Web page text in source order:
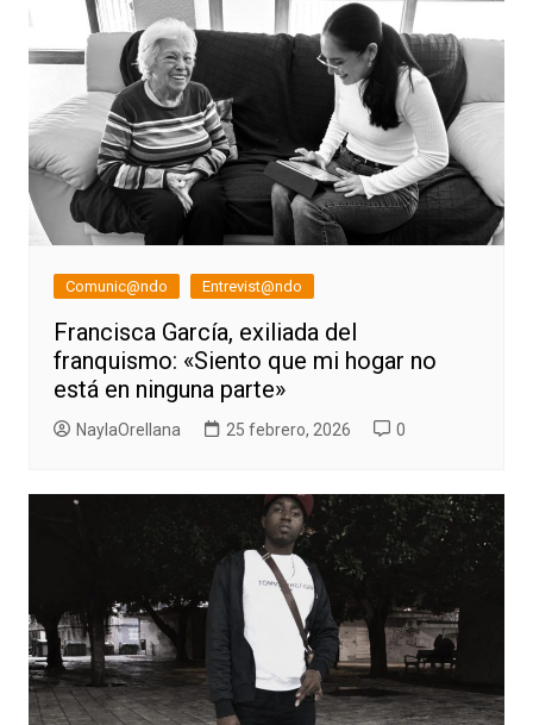
Comunic@ndo Entrevist@ndo
Francisca García, exiliada del
franquismo: «Siento que mi hogar no
está en ninguna parte»
NaylaOrellana 25 febrero, 2026 0